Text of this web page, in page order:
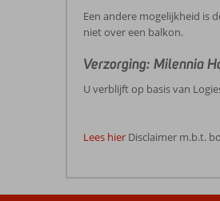
Een andere mogelijkheid is
niet over een balkon.
Verzorging: Milennia
U verblijft op basis van
Lees hier Disclaimer m.b.t.